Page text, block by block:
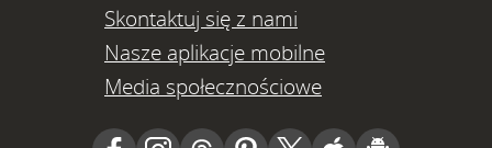
Skontaktuj się z nami
Nasze aplikacje mobilne
Media społecznościowe